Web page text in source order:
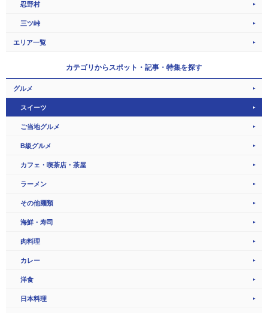
忍野村
三ツ峠
エリア一覧
カテゴリから スポット・記事・特集を探す
グルメ
スイーツ
ご当地グルメ
B級グルメ
カフェ・喫茶店・茶屋
ラーメン
その他麺類
海鮮・寿司
肉料理
カレー
洋食
日本料理